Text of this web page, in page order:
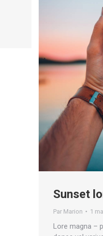
Sunset
Par Marion 1
Lore magna –